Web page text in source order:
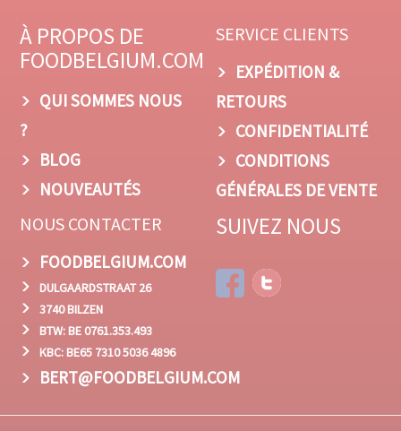
À PROPOS DE
FOODBELGIUM.COM
QUI SOMMES NOUS
?
BLOG
NOUVEAUTÉS
SERVICE CLIENTS
EXPÉDITION &
RETOURS
CONFIDENTIALITÉ
CONDITIONS
GÉNÉRALES DE VENTE
NOUS CONTACTER
FOODBELGIUM.COM
DULGAARDSTRAAT 26
3740 BILZEN
BTW: BE 0761.353.493
KBC: BE65 7310 5036 4896
BERT@FOODBELGIUM.COM
SUIVEZ NOUS